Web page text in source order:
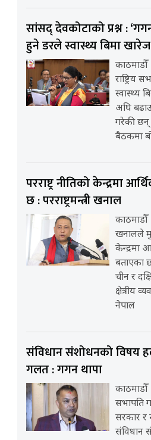
सांसद् देवकोटाको प्रश्न :
हुने डरले स्वास्थ्य बिमा
काठमाडौँ
राष्ट्रिय
स्वास्थ्य
अघि
गरेकी छन्
बैठकमा
परराष्ट्र नीतिको केन्द्रमा
छ : परराष्ट्रमन्त्री खनाल
काठमाडौँ
खनालले
केन्द्रमा
बताएका
चीन र
क्षेत्रीय
नेपाल
संविधान संशोधनको विषय
गलत : गगन थापा
काठमाडौँ
सभापति
सरकार र
संविधान